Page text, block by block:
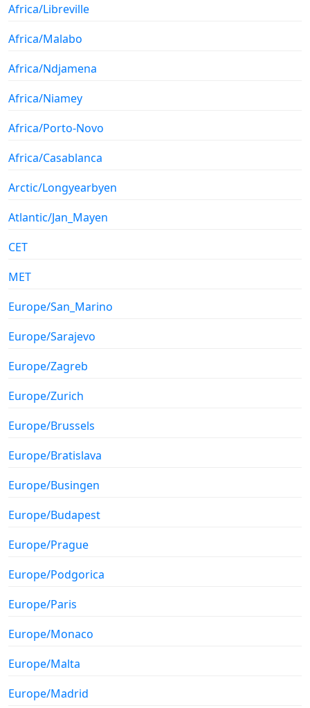
Africa/Libreville
Africa/Malabo
Africa/Ndjamena
Africa/Niamey
Africa/Porto-Novo
Africa/Casablanca
Arctic/Longyearbyen
Atlantic/Jan_Mayen
CET
MET
Europe/San_Marino
Europe/Sarajevo
Europe/Zagreb
Europe/Zurich
Europe/Brussels
Europe/Bratislava
Europe/Busingen
Europe/Budapest
Europe/Prague
Europe/Podgorica
Europe/Paris
Europe/Monaco
Europe/Malta
Europe/Madrid